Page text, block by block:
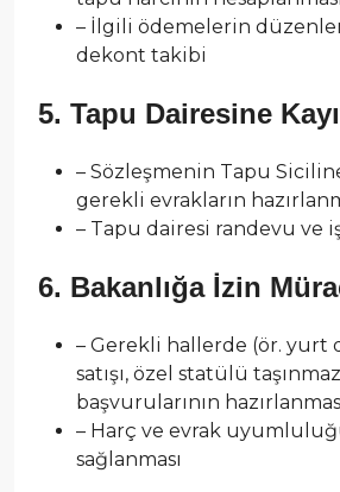
– İlgili ödemelerin
dekont takibi
5. Tapu Dairesine
– Sözleşmenin Tapu
gerekli evrakların
– Tapu dairesi randevu ve
6. Bakanlığa İzin
– Gerekli hallerde (ör. yurt
satışı, özel statülü
başvurularının
– Harç ve evrak
sağlanması